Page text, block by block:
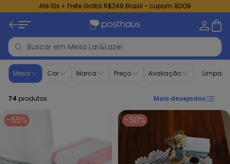
Até 10x + Frete Grátis R$249 Brasil - cupom 8DO8
Mesa | Lar&Lazer
Mesa Cor Marca Preço Avaliação Limpar
74 produtos Mais desejados
-55% -50%